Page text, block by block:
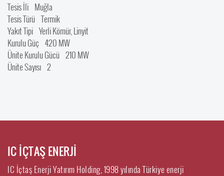
Tesis İli Muğla
Tesis Türü Termik
Yakıt Tipi Yerli Kömür, Linyit
Kurulu Güç 420 MW
Ünite Kurulu Gücü 210 MW
Ünite Sayısı 2
IC İÇTAŞ ENERJİ
IC İçtaş Enerji Yatırım Holding, 1998 yılında Türkiye enerji